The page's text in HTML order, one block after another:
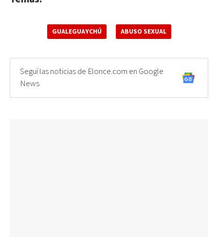
GUALEGUAYCHÚ ABUSO SEXUAL
Seguí las noticias de Elonce.com en Google
News